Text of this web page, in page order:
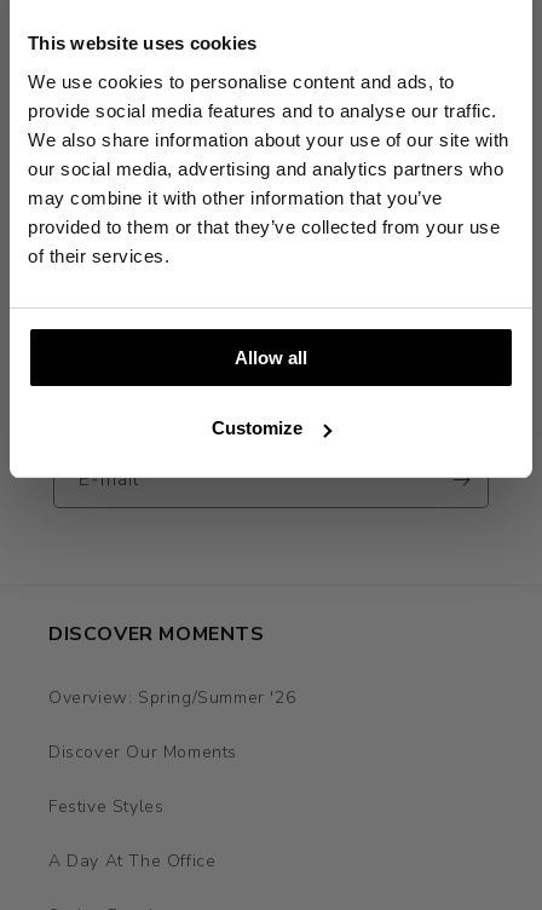
This website uses cookies
We use cookies to personalise content and ads, to
provide social media features and to analyse our traffic.
We also share information about your use of our site with
our social media, advertising and analytics partners who
may combine it with other information that you’ve
provided to them or that they’ve collected from your use
of their services.
Allow all
Customize
JOIN THE FREEBIRD COMMUNITY
Meld je aan voor de nieuwsbrief, ontdek als
E‑mail
DISCOVER MOMENTS
Overview: Spring/Summer '26
Discover Our Moments
Festive Styles
A Day At The Office
Wait, ready to get inspired?
Before you go, don't forget to become a member.